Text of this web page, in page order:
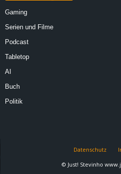
Gaming
Serien und Filme
Podcast
Tabletop
AI
Buch
Politik
Datenschutz
© Just! Stevinho